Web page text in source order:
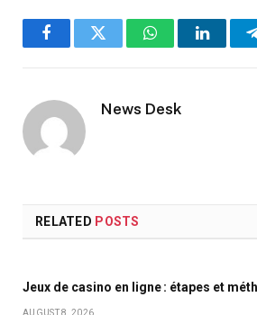
FacebookTwitter WhatsApp
News Desk
RELATED POSTS
Jeux de casino en ligne : étapes et